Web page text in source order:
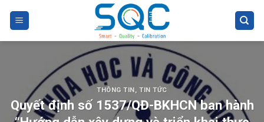
THÔNG TIN ,TIN TỨC
Quyết định số 1537/QĐ-BKHCN ban hành